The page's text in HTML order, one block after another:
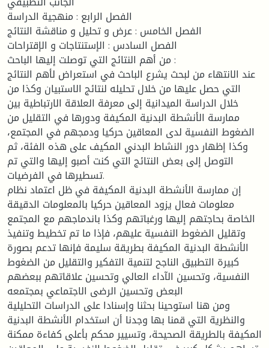
الفصل الرابع : منهجية الدراسة
الفصل الخامس : عرض و تحليل و مناقشة النتائج
الفصل السادس : الإستنتاجات و الإقتراحات
من أهم النتائج التي توصلت إليها الباحث :
عند الانتهاء من لبحث يشرع الباحث في استعراض لأهم النتائج
التي حصل عليها من خلال تحليله لنتائج الاستبيان وكذا من
خلال الدراسة الميدانية إلى معرفة العلاقة الارتباطية بين
ممارسة الأنشطة البدنية المكيفة ودورها في التقليل من
الضغوط النفسية لدى المعاقين حركيا ودمجهم في المجتمع،
وكذا إظهار دور النشاط البدني المكيف على هذه الفئة، ثم
التوصل إلى بعض النتائج التي كنت أصبو إليها والتي تم
تسطيرها في الفرضيات.
إن ممارسة الأنشطة البدنية المكيفة في ظل اعتماد نظام
معلومات فعال يزود المعاقين حركيا بالمعلومات الدقيقة
الخاصة بحاجتهم إليها ورغباتهم وكذا باندماجهم مع المجتمع
وتقليل الضغوط النفسية عليهم، فإذا ما تم تخطيط وتنفيذ
الأنشطة البدنية المكيفة بطريقة سليمة فإنها تدعم بصورة
كبيرة التطبيق الناجح لتنمية التفكير والتقليل من الضغوط
النفسية، وتحسين الآداء العالي وتحسين علاقاتهم ببعضهم
البعض وتحسين الرضى الاجتماعي بمجتمعه
ومن هنا استوحينا بحثنا وإسنادا على الدراسات التحليلية
والنظرية التي قمنا بها وجدنا أن استخدام الأنشطة البدنية
المكيفة بالطريقة الصحيحة، وتسيير محكم بأعلى كفاءة ممكنة